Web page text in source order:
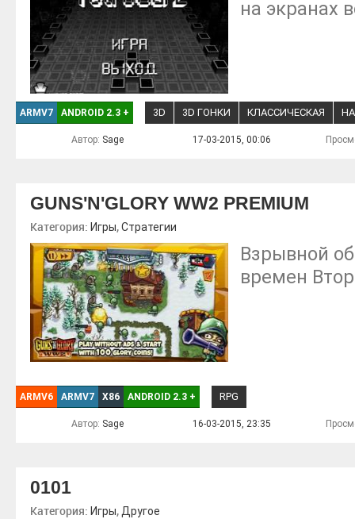
на экранах
ARMV7 ANDROID 2.3 + 3D 3D ГОНКИ КЛАССИЧЕСКАЯ
Автор: Sage 17-03-2015, 00:06
GUNS'N'GLORY WW2 PREMIUM
Категория: Игры,Стратегии
Взрывной
времен
ARMV6 ARMV7 X86 ANDROID 2.3 + RPG
Автор: Sage 16-03-2015, 23:35
0101
Категория: Игры, Другое